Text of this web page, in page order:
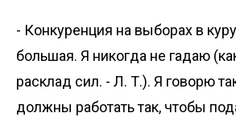
- Конкуренция на выборах в
большая. Я никогда не гадаю
расклад сил. - Л. Т.). Я говорю
должны работать так, чтобы